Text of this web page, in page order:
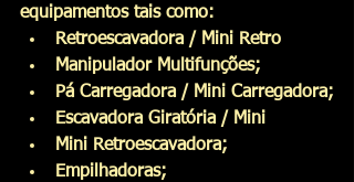
equipamentos tais como:
Retroescavadora / Mini Retro
Manipulador Multifunções;
Pá Carregadora / Mini Carregadora;
Escavadora Giratória / Mini
Mini Retroescavadora;
Empilhadoras;